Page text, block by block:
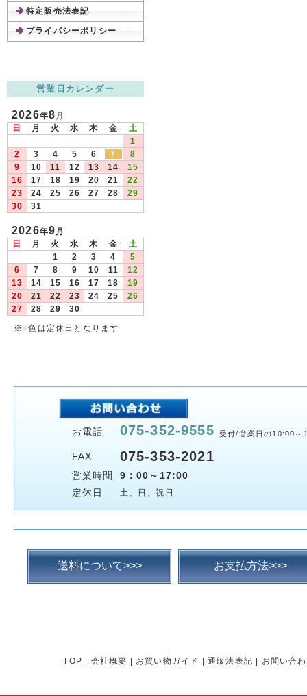
特定販売法表記
プライバシーポリシー
営業日カレンダー
2026年8月
日
月 火 水 木 金
土
1
2
3 4 5 6 7
8
9
10 11 12 13 14
15
16
17 18 19 20 21
22
23
24 25 26 27 28
29
30
31
2026年9月
日
月 火 水 木 金
土
1
2 3 4
5
6
7 8 9 10 11
12
13
14 15 16 17 18
19
20
21 22 23 24 25
26
27
28 29
30
※ ■色は定休日となります
お電話 075-352-9555 受付/営業日の10:00～
FAX 075-353-2021
営業時間
9：00～17:00
定休日
土、日、祝日
送料について>>> お支払方法>>>
TOP 会社概要 お買い物ガイド 通販法表記 お問い合